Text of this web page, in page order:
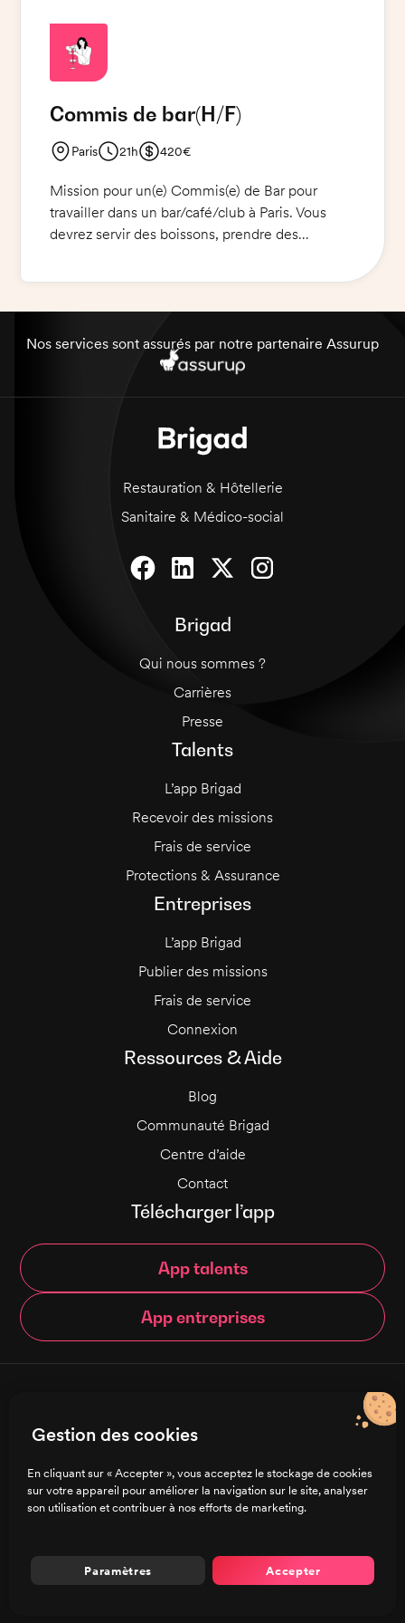
votre dévouement et votre travail contribuera à
l'ambiance conviviale et à la renommée de
l'établissement. Rejoignez-nous et faites partie
Commis de bar(H/F)
Paris 21h 420€
Mission pour un(e) Commis(e) de Bar pour
travailler dans un bar/café/club à Paris. Vous
devrez servir des boissons, prendre des
devrez également nettoyer et entretenir le bar
produits alimentaires et des boissons
alcoolisées est un plus. Vous devez être capable
professionnelle et une présentation soignée
sont essentielles.
Nos services sont assurés par notre partenaire Assurup
Restauration & Hôtellerie
Sanitaire & Médico-social
Brigad
Qui nous sommes ?
Carrières
Presse
Talents
L’app Brigad
Recevoir des missions
Frais de service
Protections & Assurance
Entreprises
L’app Brigad
Publier des missions
Frais de service
Connexion
Ressources & Aide
Blog
Communauté Brigad
Centre d’aide
Contact
Télécharger l’app
App talents
App entreprises
Charte de confidentialité
CGU/CGV
Préférences de cookies
Gestion des cookies
En cliquant sur « Accepter », vous acceptez le stockage de cookies
sur votre appareil pour améliorer la navigation sur le site, analyser
son utilisation et contribuer à nos efforts de marketing.
Accepter
Paramètres